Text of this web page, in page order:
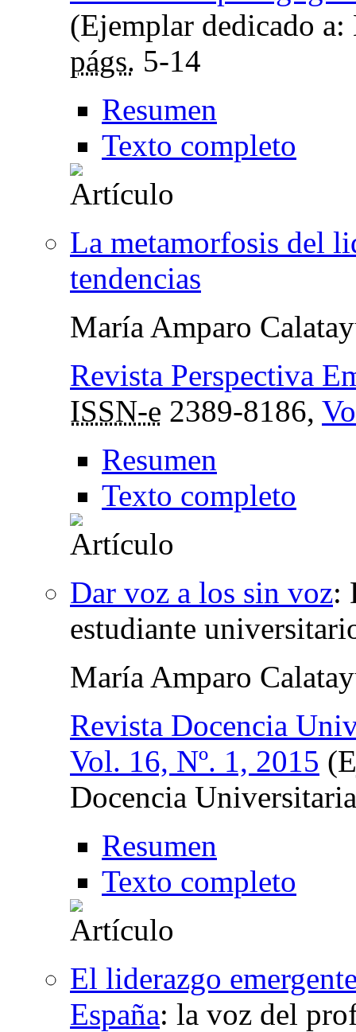
(Ejemplar dedicado a:
págs. 5-14
Resumen
Texto completo
La metamorfosis del
tendencias
María Amparo
Revista Perspectiva
ISSN-e 2389-8186,
Resumen
Texto completo
Dar voz a los sin voz:
estudiante
María Amparo
Revista Docencia
Vol. 16, Nº. 1, 2015
Docencia
Resumen
Texto completo
El liderazgo
España: la voz del